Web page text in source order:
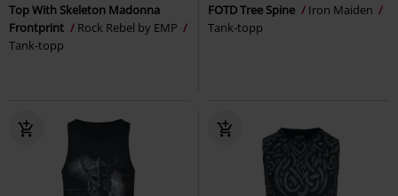
Top With Skeleton Madonna
Frontprint
Rock Rebel by EMP
Tank-topp
FOTD Tree Spine
Iron Maiden
Tank-topp